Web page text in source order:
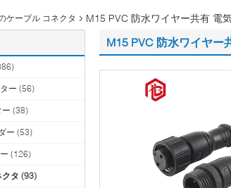
ケーブル コネクタ M15 PVC 防水ワイヤー共有 電
ー (56)
(38)
ー (53)
(126)
タ (93)
M15 PVC 防水ワイヤー